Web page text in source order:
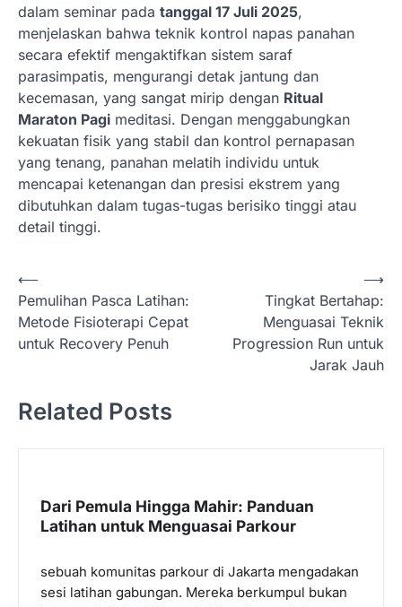
dalam seminar pada tanggal 17 Juli 2025,
menjelaskan bahwa teknik kontrol napas panahan
secara efektif mengaktifkan sistem saraf
parasimpatis, mengurangi detak jantung dan
kecemasan, yang sangat mirip dengan Ritual
Maraton Pagi meditasi. Dengan menggabungkan
kekuatan fisik yang stabil dan kontrol pernapasan
yang tenang, panahan melatih individu untuk
mencapai ketenangan dan presisi ekstrem yang
dibutuhkan dalam tugas-tugas berisiko tinggi atau
detail tinggi.
N
a
v
a
⟵
Pemulihan Pasca Latihan:
Metode Fisioterapi Cepat
untuk Recovery Penuh
Tingkat Bertahap:
Menguasai Teknik
Progression Run untuk
Jarak Jauh
⟶
Related Posts
Dari Pemula Hingga Mahir: Panduan
Latihan untuk Menguasai Parkour
sebuah komunitas parkour di Jakarta mengadakan
sesi latihan gabungan. Mereka berkumpul bukan